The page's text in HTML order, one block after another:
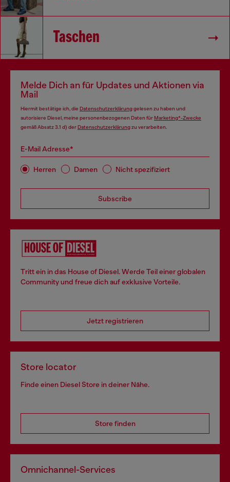
Taschen
Melde Dich an für Updates und Aktionen via
Mail
Hiermit bestätige ich, die Datenschutzerklärunggelesen zu haben und
autorisiere Diesel, meine personenbezogenen Daten fürMarketing*-Zwecke
gemäß Absatz 3.1 d) derDatenschutzerklärungzu verarbeiten.
E-Mail Adresse*
Herren Damen Nicht spezifiziert
Subscribe
Tritt ein in das House of Diesel. Werde Teil einer globalen
Community und freue dich auf exklusive Vorteile.
Jetzt registrieren
Store locator
Finde einen Diesel Store in deiner Nähe.
Store finden
Omnichannel-Services